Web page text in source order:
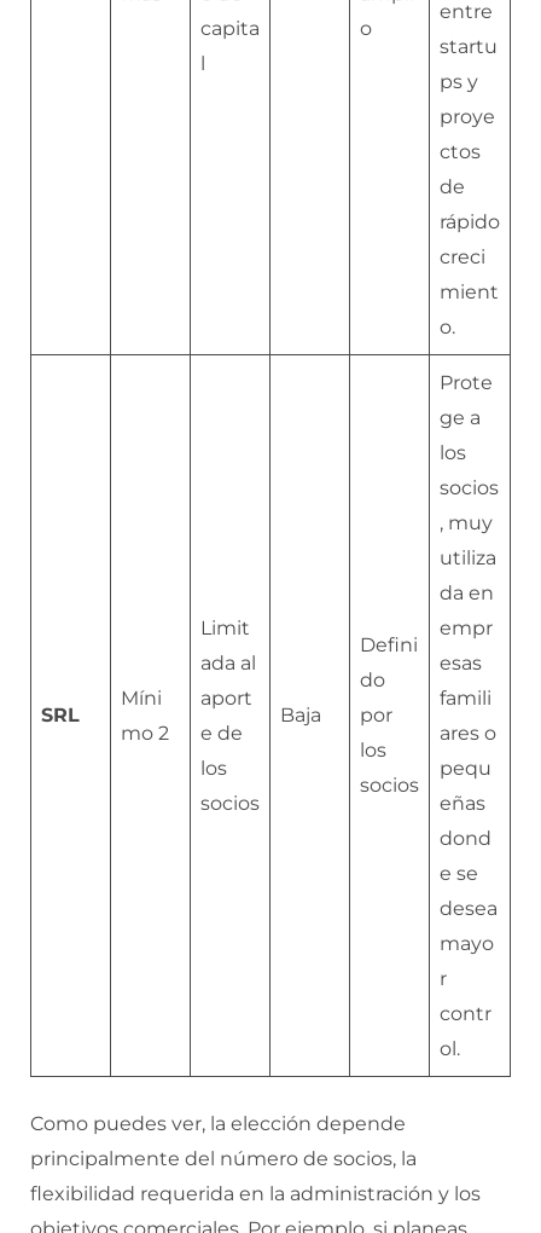
capita
l
o
entre
startu
ps y
proye
ctos
de
rápido
creci
mient
o.
SRL
Míni
mo 2
Limit
ada al
aport
e de
los
socios
Baja
Defini
do
por
los
socios
Prote
ge a
los
socios
, muy
utiliza
da en
empr
esas
famili
ares o
pequ
eñas
dond
e se
desea
mayo
r
contr
ol.
Como puedes ver, la elección depende
principalmente del número de socios, la
flexibilidad requerida en la administración y los